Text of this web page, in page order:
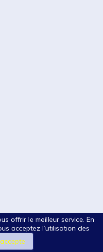
offrir le meilleur service. En
acceptez l’utilisation des